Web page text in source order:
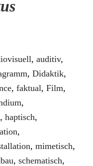
, auditiv,
, Didaktik,
, faktual, Film,
,
, haptisch,
,
, mimetisch,
, schematisch,